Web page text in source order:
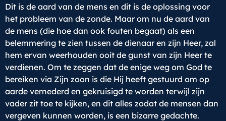
Dit is de aard van de mens en dit is de oplossing voor
het probleem van de zonde. Maar om nu de aard van
de mens (die hoe dan ook fouten begaat) als een
belemmering te zien tussen de dienaar en zijn Heer, zal
hem ervan weerhouden ooit de gunst van zijn Heer te
verdienen. Om te zeggen dat de enige weg om God te
bereiken via Zijn zoon is die Hij heeft gestuurd om op
aarde vernederd en gekruisigd te worden terwijl zijn
vader zit toe te kijken, en dit alles zodat de mensen dan
vergeven kunnen worden, is een bizarre gedachte.